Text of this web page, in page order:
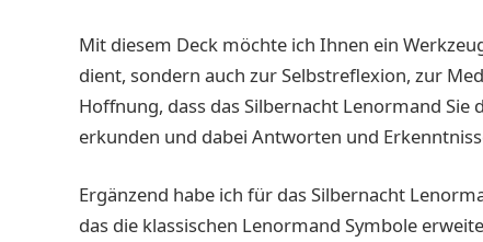
Mit diesem Deck möchte ich Ihnen ein
dient, sondern auch zur Selbstreflexion, zur
Hoffnung, dass das Silbernacht Lenormand
erkunden und dabei Antworten und
Ergänzend habe ich für das Silbernacht
das die klassischen Lenormand Symbole